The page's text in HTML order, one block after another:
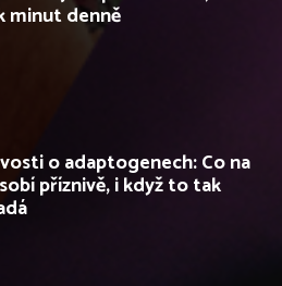
minut denně
o adaptogenech: Co na
příznivě, i když to tak